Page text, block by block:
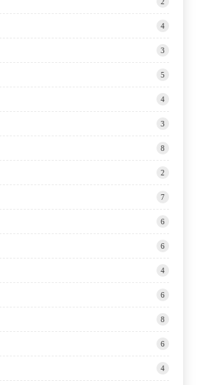
4
3
5
4
3
8
2
7
6
6
4
6
8
6
4